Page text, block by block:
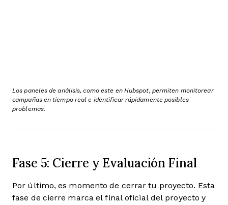
Los paneles de análisis, como este en Hubspot, permiten monitorear
campañas en tiempo real e identificar rápidamente posibles
problemas.
Fase 5: Cierre y Evaluación Final
Por último, es momento de cerrar tu proyecto. Esta
fase de cierre marca el final oficial del proyecto y